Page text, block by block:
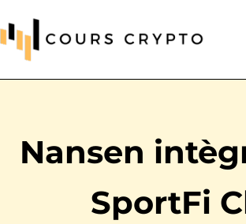
Nansen
SportFi